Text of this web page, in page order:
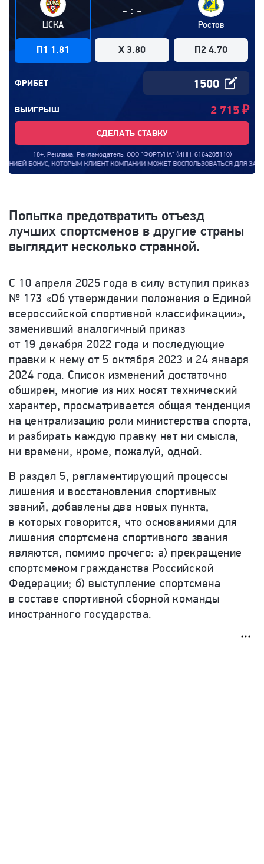
ЦСКА
П1 1.81
- : -
X 3.80
Ростов
П2 4.70
ФРИБЕТ
ВЫИГРЫШ 2 715 ₽
СДЕЛАТЬ СТАВКУ
18+. Реклама. Рекламодатель: ООО "ФОРТУНА" (ИНН: 6164205110)
КОМПАНИИ МОЖЕТ ВОСПОЛЬЗОВАТЬСЯ ДЛЯ ЗАКЛЮЧЕНИЯ ПАРИ С ООО
Попытка предотвратить отъезд
лучших спортсменов в другие страны
выглядит несколько странной.
С 10 апреля 2025 года в силу вступил приказ
№ 173 «Об утверждении положения о Единой
всероссийской спортивной классификации»,
заменивший аналогичный приказ
от 19 декабря 2022 года и последующие
правки к нему от 5 октября 2023 и 24 января
2024 года. Список изменений достаточно
обширен, многие из них носят технический
характер, просматривается общая тенденция
на централизацию роли министерства спорта,
и разбирать каждую правку нет ни смысла,
ни времени, кроме, пожалуй, одной.
В раздел 5, регламентирующий процессы
лишения и восстановления спортивных
званий, добавлены два новых пункта,
в которых говорится, что основаниями для
лишения спортсмена спортивного звания
являются, помимо прочего: а) прекращение
спортсменом гражданства Российской
Федерации; б) выступление спортсмена
в составе спортивной сборной команды
иностранного государства.